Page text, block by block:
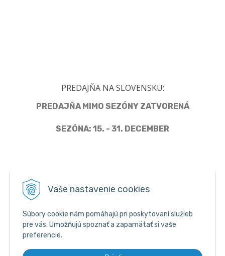
Vaše nastavenie cookies
Súbory cookie nám pomáhajú pri poskytovaní služieb
pre vás. Umožňujú spoznať a zapamätať si vaše
preferencie.
PREDAJŇA NA SLOVENSKU:
PREDAJŇA MIMO SEZÓNY ZATVORENÁ
SEZÓNA: 15. - 31. DECEMBER